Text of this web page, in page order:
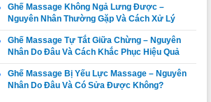
Ghế Massage Không Ngả Lưng Được –
Nguyên Nhân Thường Gặp Và Cách Xử Lý
Ghế Massage Tự Tắt Giữa Chừng – Nguyên
Nhân Do Đâu Và Cách Khắc Phục Hiệu Quả
Ghế Massage Bị Yếu Lực Massage – Nguyên
Nhân Do Đâu Và Có Sửa Được Không?
Thay da ghế
massage tại
Linh, Huyện
Giá:Liên hệ
Thay da ghế
massage tại
Phong, Huyện
Bắc Bình Bình
Giá: Liên hệ
Chi tiết